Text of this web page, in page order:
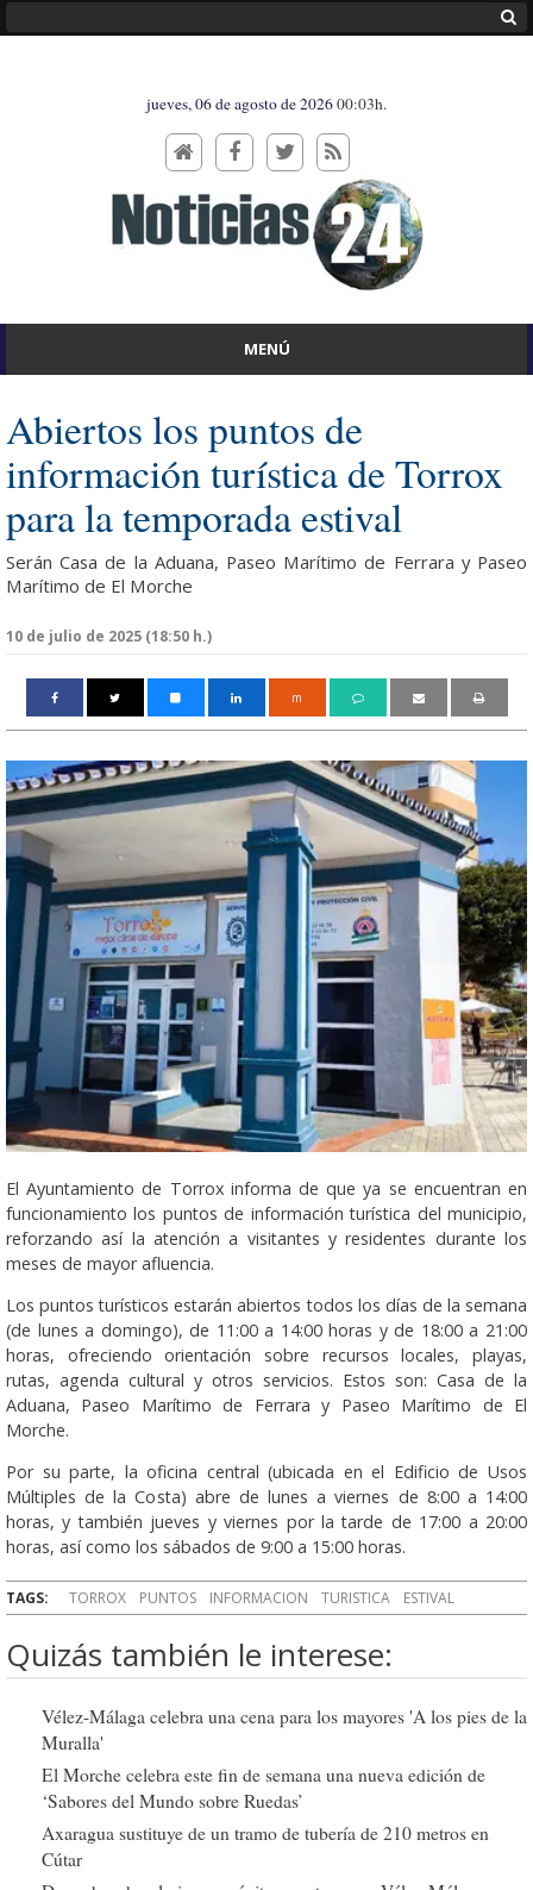
jueves, 06 de agosto de 202600:03h.
MENÚ
Abiertos los puntos de
información turística de Torrox
para la temporada estival
Serán Casa de la Aduana, Paseo Marítimo de Ferrara y Paseo
Marítimo de El Morche
10 de julio de 2025 (18:50 h.)
m
El Ayuntamiento de Torrox informa de que ya se encuentran en
funcionamiento los puntos de información turística del municipio,
reforzando así la atención a visitantes y residentes durante los
meses de mayor afluencia.
Los puntos turísticos estarán abiertos todos los días de la semana
(de lunes a domingo), de 11:00 a 14:00 horas y de 18:00 a 21:00
horas, ofreciendo orientación sobre recursos locales, playas,
rutas, agenda cultural y otros servicios. Estos son: Casa de la
Aduana, Paseo Marítimo de Ferrara y Paseo Marítimo de El
Morche.
Por su parte, la oficina central (ubicada en el Edificio de Usos
Múltiples de la Costa) abre de lunes a viernes de 8:00 a 14:00
horas, y también jueves y viernes por la tarde de 17:00 a 20:00
horas, así como los sábados de 9:00 a 15:00 horas.
TAGS: TORROX PUNTOS INFORMACION TURISTICA ESTIVAL
Quizás también le interese:
Vélez-Málaga celebra una cena para los mayores 'A los pies de la
Muralla'
El Morche celebra este fin de semana una nueva edición de
‘Sabores del Mundo sobre Ruedas’
Axaragua sustituye de un tramo de tubería de 210 metros en
Cútar